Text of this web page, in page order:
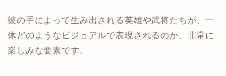
彼の手によって生み出される英雄や武将たちが、一
体どのようなビジュアルで表現されるのか、非常に
楽しみな要素です。